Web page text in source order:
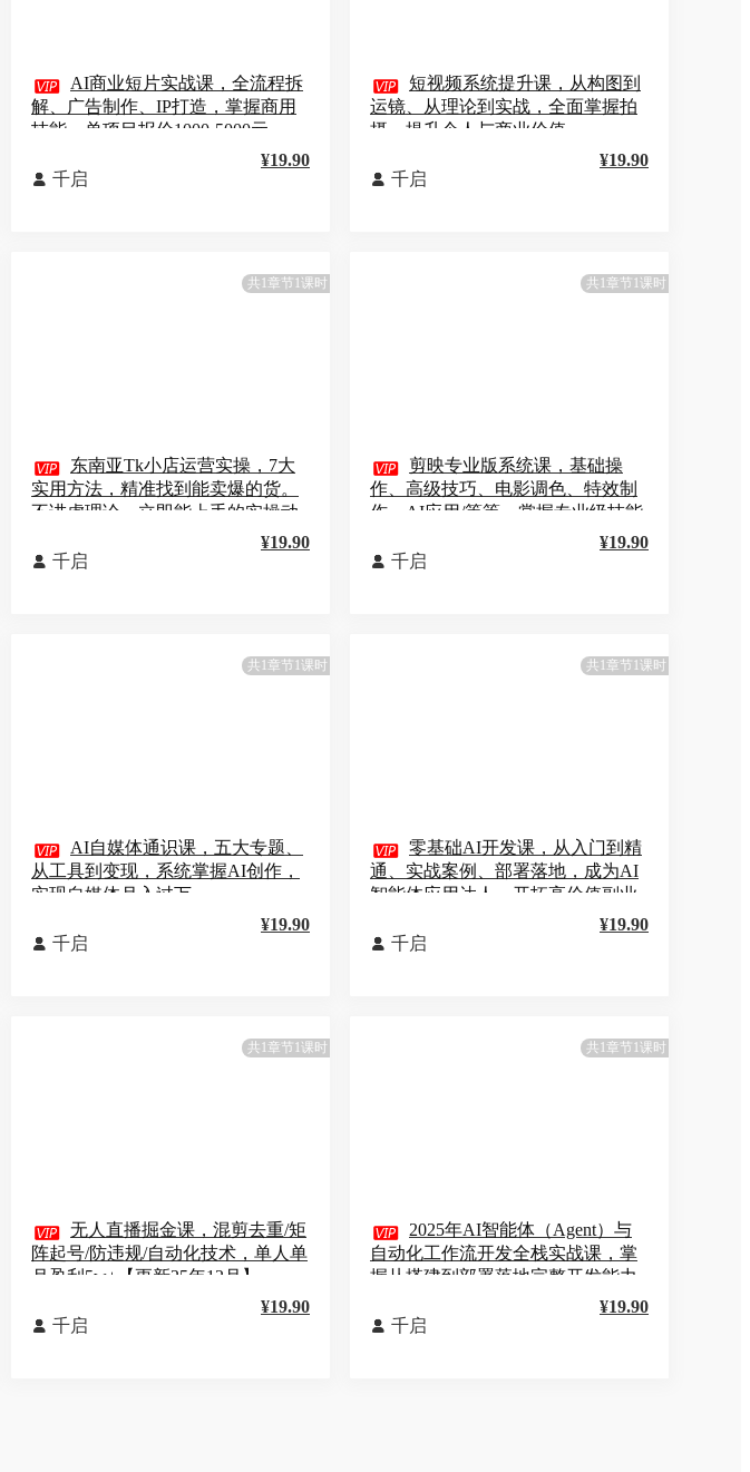
 AI商业短片实战课，全流程拆
解、广告制作、IP打造，掌握商用
技能，单项目报价1000-5000元
 千启
¥19.90
 短视频系统提升课，从构图到
运镜、从理论到实战，全面掌握拍
摄，提升个人与商业价值
 千启
¥19.90
共1章节1课时
 东南亚Tk小店运营实操，7大
实用方法，精准找到能卖爆的货。
不讲虚理论，立即能上手的实操动
 千启
¥19.90
共1章节1课时
 剪映专业版系统课，基础操
作、高级技巧、电影调色、特效制
作、AI应用/等等，掌握专业级技能
 千启
¥19.90
共1章节1课时
 AI自媒体通识课，五大专题、
从工具到变现，系统掌握AI创作，
实现自媒体月入过万
 千启
¥19.90
共1章节1课时
 零基础AI开发课，从入门到精
通、实战案例、部署落地，成为AI
智能体应用达人，开拓高价值副业
 千启
¥19.90
共1章节1课时
 无人直播掘金课，混剪去重/矩
阵起号/防违规/自动化技术，单人单
月盈利5w+【更新25年12月】
 千启
¥19.90
共1章节1课时
 2025年AI智能体（Agent）与
自动化工作流开发全栈实战课，掌
握从搭建到部署落地完整开发能力
 千启
¥19.90